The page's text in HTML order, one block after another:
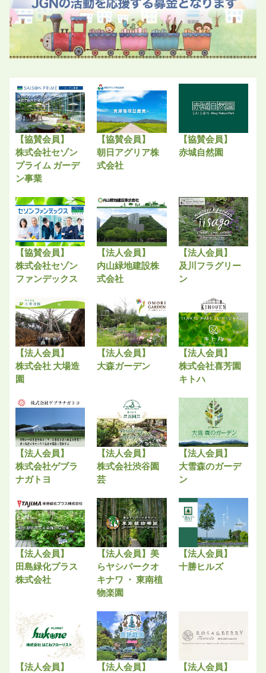
【協賛会員】
株式会社セゾン
プライム ガーデ
ン事業
【協賛会員】
朝日アグリア株
式会社
【協賛会員】
赤城自然園
【協賛会員】
株式会社セゾン
ファンデックス
【法人会員】
内山緑地建設株
式会社
【法人会員】
及川フラグリー
ン
【法人会員】
株式会社 大場造
園
【法人会員】
大森ガーデン
【法人会員】
株式会社喜芳園
キトハ
【法人会員】
株式会社ゲブラ
ナガトヨ
【法人会員】
株式会社渋谷園
芸
【法人会員】
大雪森のガーデ
ン
【法人会員】
田島緑化プラス
株式会社
【法人会員】美
らヤシパークオ
キナワ ・ 東南植
物楽園
【法人会員】
十勝ヒルズ
【法人会員】
【法人会員】
【法人会員】